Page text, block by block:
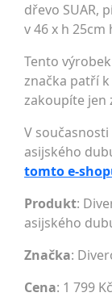
dřevo SUAR,
v 46 x h
Tento
značka patří
zakoupíte jen
V současnosti
asijského
tomto e-
Produkt:
asijského
Značka:
Cena: 1 799 Kč